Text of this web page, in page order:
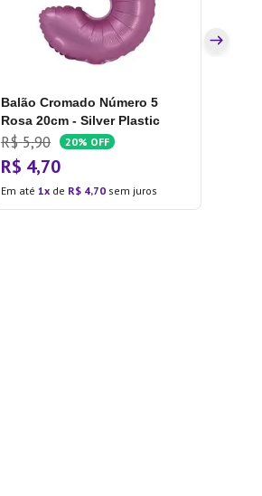
Balão Cromado Número 5
Rosa 20cm - Silver Plastic
R$ 5,90 20% OFF
R$ 4,70
Em até1 de R$ 4,70 sem juros